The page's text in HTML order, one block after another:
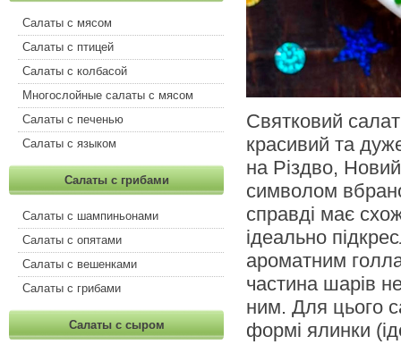
Салаты с мясом
Салаты с птицей
Салаты с колбасой
Многослойные салаты с мясом
Салаты с печенью
Салаты с языком
Салаты с грибами
Салаты с шампиньонами
Салаты с опятами
Салаты с вешенками
Салаты с грибами
Салаты с сыром
Святковий
красивий та
на Різдво,
символом
справді має
ідеально
ароматним
частина шарів
ним. Для цього
формі ялинки